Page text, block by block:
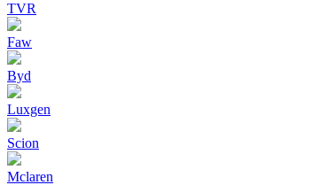
TVR
Faw
Byd
Luxgen
Scion
Mclaren